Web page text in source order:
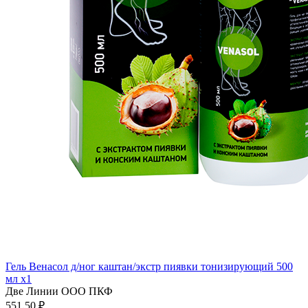
Гель Венасол д/ног каштан/экстр пиявки тонизирующий 500
мл x1
Две Линии ООО ПКФ
551.50 ₽